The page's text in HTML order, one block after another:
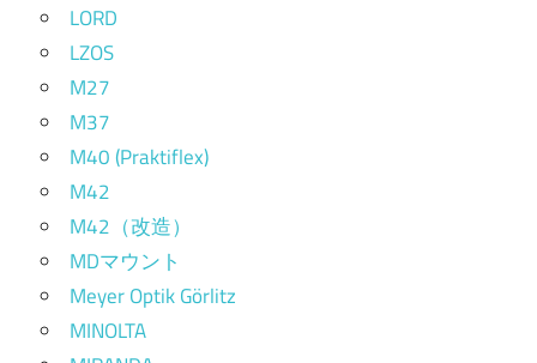
LORD
LZOS
M27
M37
M40 (Praktiflex)
M42
M42（改造）
MDマウント
Meyer Optik Görlitz
MINOLTA